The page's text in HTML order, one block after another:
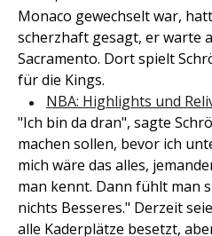
Monaco gewechselt war,
scherzhaft gesagt, er warte
Sacramento. Dort spielt
für die Kings.
NBA: Highlights und
"Ich bin da dran", sagte
machen sollen, bevor ich
mich wäre das alles,
man kennt. Dann fühlt man
nichts Besseres." Derzeit
alle Kaderplätze besetzt,